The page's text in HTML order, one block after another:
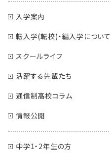
入学案内
転入学(転校)・編入学について
スクールライフ
活躍する先輩たち
通信制高校コラム
情報公開
中学1・2年生の方